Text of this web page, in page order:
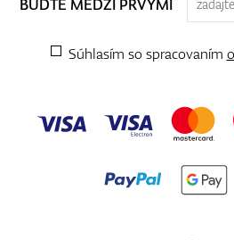
BUĎTE MEDZI PRVÝMI
Súhlasím so spracovaním